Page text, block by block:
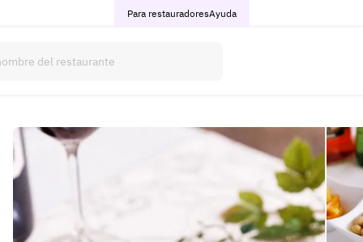
Para restauradoresAyuda